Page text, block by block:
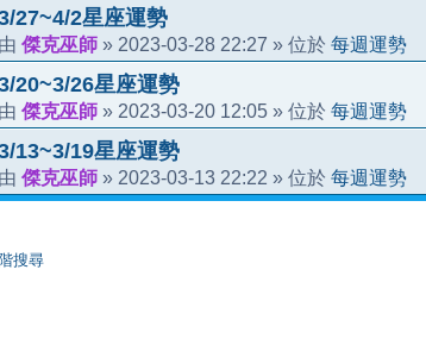
27~4/2星座運勢
由 傑克巫師 » 2023-03-28 22:27 » 位於 每週運勢
20~3/26星座運勢
由 傑克巫師 » 2023-03-20 12:05 » 位於 每週運勢
13~3/19星座運勢
由 傑克巫師 » 2023-03-13 22:22 » 位於 每週運勢
搜尋